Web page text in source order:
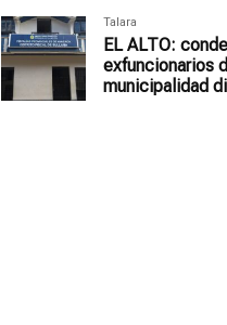
Talara
EL ALTO:
exfuncionarios
municipalidad